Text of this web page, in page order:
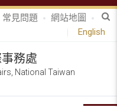
常見問題
網站地圖
English
務處
National Taiwan